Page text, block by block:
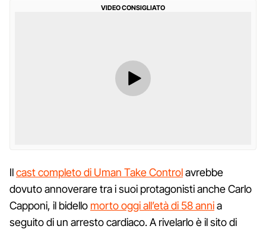
VIDEO CONSIGLIATO
Ilcast completo di Uman Take Controlavrebbe
dovuto annoverare tra i suoi protagonisti anche Carlo
Capponi, il bidello morto oggi all’età di 58 annia
seguito di un arresto cardiaco. A rivelarlo è il sito di